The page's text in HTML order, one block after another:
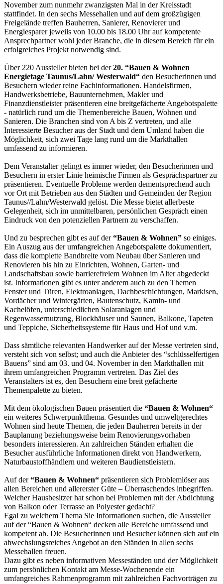
November zum nunmehr zwanzigsten Mal in der Kreisstadt
stattfindet. In den sechs Messehallen und auf dem großzügigen
Freigelände treffen Bauherren, Sanierer, Renovierer und
Energiesparer jeweils von 10.00 bis 18.00 Uhr auf kompetente
Ansprechpartner wohl jeder Branche, die in diesem Bereich für ein
erfolgreiches Projekt notwendig sind.
Über 220 Aussteller bieten bei der20. “Bauen & Wohnen
Energietage Taunus/Lahn/ Westerwald“ den Besucherinnen und
Besuchern wieder reine Fachinformationen. Handelsfirmen,
Handwerksbetriebe, Bauunternehmen, Makler und
Finanzdienstleister präsentieren eine breitgefächerte Angebotspalette
- natürlich rund um die Themenbereiche Bauen, Wohnen und
Sanieren. Die Branchen sind von A bis Z vertreten, und alle
Interessierte Besucher aus der Stadt und dem Umland haben die
Möglichkeit, sich zwei Tage lang rund um die Markthallen
umfassend zu informieren.
Dem Veranstalter gelingt es immer wieder, den Besucherinnen und
Besuchern in erster Linie heimische Firmen als Gesprächspartner zu
präsentieren. Eventuelle Probleme werden dementsprechend auch
vor Ort mit Betrieben aus den Städten und Gemeinden der Region
Taunus//Lahn/Westerwald gelöst. Die Messe bietet allerbeste
Gelegenheit, sich im unmittelbaren, persönlichen Gespräch einen
Eindruck von den potenziellen Partnern zu verschaffen.
Und zu besprechen gibt es auf der“Bauen & Wohnen” so einiges.
Ein Auszug aus der umfangreichen Angebotspalette dokumentiert,
dass die komplette Bandbreite vom Neubau über Sanieren und
Renovieren bis hin zu Einrichten, Wohnen, Garten- und
Landschaftsbau sowie barrierefreiem Wohnen im Alter abgedeckt
ist. Informationen gibt es unter anderem auch zu den Themen
Fenster und Türen, Elektroanlagen, Dachbeschichtungen, Markisen,
Vordächer und Wintergärten, Bautenschutz, Kamin- und
Kachelöfen, unterschiedlichen Solaranlagen und
Regenwassernutzung, Blockhäuser und Saunen, Balkone, Tapeten
und Teppiche, Sicherheitssysteme für Haus und Hof und v.m.
Dass sämtliche relevanten Handwerker auf der Messe vertreten sind,
versteht sich von selbst; und auch die Anbieter des “schlüsselfertigen
Bauens” sind am 03. und 04. November in den Markthallen mit
ihrem umfangreichen Programm vertreten. Das Ziel des
Veranstalters ist es, den Besuchern eine breit gefächerte
Themenpalette zu bieten.
Mit dem ökologischen Bauen präsentiert die “Bauen & Wohnen“
ein weiteres Schwerpunktthema. Gesundes und umweltgerechtes
Wohnen sind heute Themen, die jeden Bauherren bereits in der
Bauplanung beziehungsweise beim Renovierungsvorhaben
besonders interessieren. An zahlreichen Ständen erhalten die
Besucher ausführliche Informationen direkt von Handwerkern,
Naturbaustoffhändlern und weiteren Baudienstleistern.
Auf der“Bauen & Wohnen“ präsentieren sich Problemlöser aus
allen Bereichen und allererster Güte – Überraschendes inbegriffen.
Welcher Hausbesitzer hat schon bei Problemen mit der Abdichtung
von Balkon oder Terrasse an Polyester gedacht?
Egal zu welchem Thema Sie Informationen suchen, die Aussteller
auf der “Bauen & Wohnen“ decken alle Bereiche umfassend und
kompetent ab. Die Besucherinnen und Besucher können sich auf ein
abwechslungsreiches Angebot an den Ständen in allen sechs
Messehallen freuen.
Dazu gibt es neben informativen Messeständen und der Möglichkeit
zum persönlichen Kontakt am Messe-Wochenende ein
umfangreiches Rahmenprogramm mit zahlreichen Fachvorträgen zu